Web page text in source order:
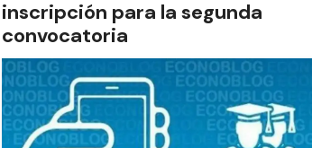
inscripción para la segunda
convocatoria